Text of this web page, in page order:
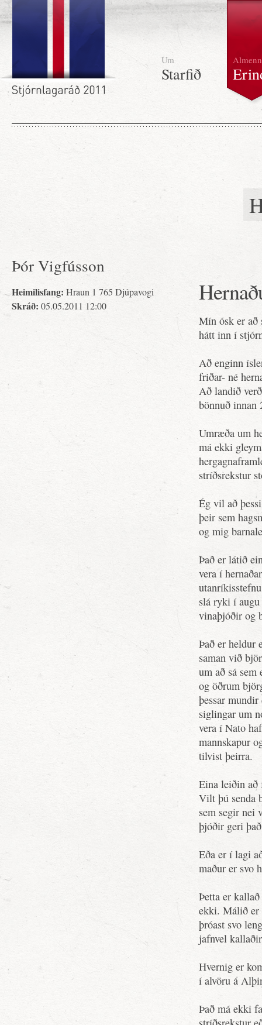
Um
Starfið
Almenn
Þór Vigfússon
Heimilisfang: Hraun 1 765 Djúpavogi
Skráð: 05.05.2011 12:00
Mín ósk er að
hátt inn í
Að enginn
friðar- né
Að landið
bönnuð innan
Umræða um
má ekki
stríðsrekstur
Ég vil að
þeir sem
og mig
Það er látið
vera í
slá ryki í
vinaþjóðir og
Það er heldur
saman við
um að sá
og öðrum
þessar
siglingar um
vera í Nato
mannskapur
tilvist þeirra.
Eina leiðin að
Vilt þú senda
sem segir nei
þjóðir geri
Eða er í lagi
maður er svo
Þetta er
ekki. Málið er
þróast svo
jafnvel
Hvernig er
í alvöru á
Það má ekki